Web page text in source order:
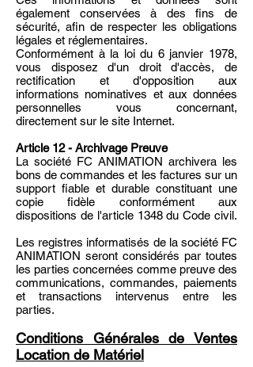
également conservées à des fins de
sécurité, afin de respecter les obligations
légales et réglementaires.
Conformément à la loi du 6 janvier 1978,
vous disposez d'un droit d'accès, de
rectification et d'opposition aux
informations nominatives et aux données
personnelles vous concernant,
directement sur le site Internet.
Article 12 - Archivage Preuve
La société FC ANIMATION archivera les
bons de commandes et les factures sur un
support fiable et durable constituant une
copie fidèle conformément aux
dispositions de l'article 1348 du Code civil.
Les registres informatisés de la société FC
ANIMATION seront considérés par toutes
les parties concernées comme preuve des
communications, commandes, paiements
et transactions intervenus entre les
parties.
Conditions Générales de Ventes
Location de Matériel